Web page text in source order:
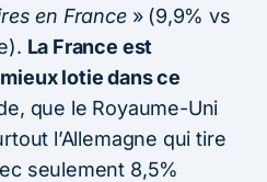
en France » (9,9% vs
La France est
lotie dans ce
que le Royaume-Uni
l’Allemagne qui tire
seulement 8,5%